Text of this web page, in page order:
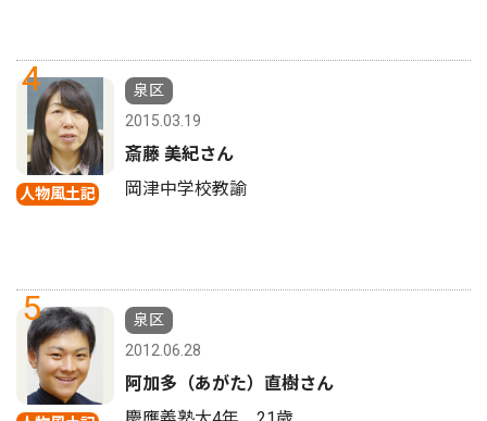
4
人物風土記
泉区
2015.03.19
斎藤 美紀さん
岡津中学校教諭
5
泉区
2012.06.28
阿加多（あがた）直樹さん